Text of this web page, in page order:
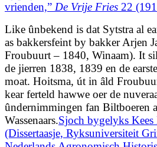
vrienden,” De Vrije Fries 22
Like ûnbekend is dat Sytstra al
as bakkersfeint by bakker Arjen
Froubuurt – 1840, Winaam). It
de jierren 1838, 1839 en de
moat. Hoitsma, út in âld
kear ferteld hawwe oer de
ûndernimmingen fan Biltboeren
Wassenaars.Sjoch bygelyks
(Dissertaasje, Ryksuniversiteit